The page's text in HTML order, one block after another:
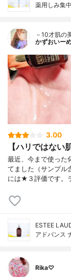
薬用しみ集
－10才肌の
かずおいー
3.00
【ハリではない
最近、今まで使った
てました（サンプル
には★３評価です。
ESTEE
アドバンス
Rika♡